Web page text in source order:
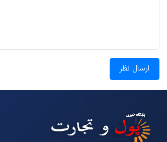
ارسال نظر